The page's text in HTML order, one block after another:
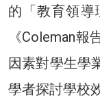
的「教育領導
《Coleman
因素對學生學
學者探討學校